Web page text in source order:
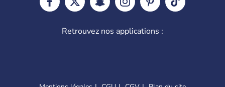
Retrouvez nos applications :